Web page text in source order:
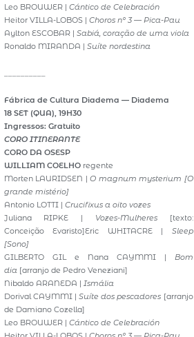
Leo BROUWER | Cántico de Celebración
Heitor VILLA-LOBOS | Choros nº 3 — Pica-Pau
Aylton ESCOBAR | Sabiá, coração de uma viola
Ronaldo MIRANDA | Suíte nordestina
Fábrica de Cultura Diadema — Diadema
18 SET (QUA), 19H30
Ingressos: Gratuito
CORO ITINERANTE
CORO DA OSESP
WILLIAM COELHO regente
Morten LAURIDSEN |O magnum mysterium [O
grande mistério]
Antonio LOTTI | Crucifixus a oito vozes
Juliana RIPKE | Vozes-Mulheres
[texto:
Conceição Evaristo]Eric WHITACRE | Sleep
[Sono]
GILBERTO GIL e Nana CAYMMI | Bom
dia [arranjo de Pedro Veneziani]
Nibaldo ARANEDA | Ismália
Dorival CAYMMI |Suíte dos pescadores [arranjo
de Damiano Cozella]
Leo BROUWER | Cántico de Celebración